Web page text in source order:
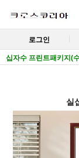
로그인
십자수 프린트패키지(
실